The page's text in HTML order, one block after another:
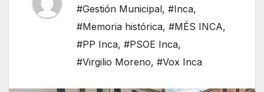
#Gestión Municipal, #Inca,
#Memoria histórica, #MÉS INCA,
#PP Inca, #PSOE Inca,
#Virgilio Moreno, #Vox Inca